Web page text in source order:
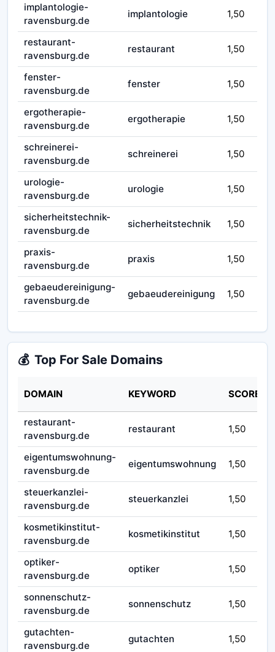
implantologie-
ravensburg.de
implantologie 1,50
restaurant-
ravensburg.de
restaurant 1,50
fenster-
ravensburg.de
fenster 1,50
ergotherapie-
ravensburg.de
ergotherapie 1,50
schreinerei-
ravensburg.de
schreinerei 1,50
urologie-
ravensburg.de
urologie 1,50
sicherheitstechnik-
ravensburg.de
sicherheitstechnik 1,50
praxis-
ravensburg.de
praxis 1,50
gebaeudereinigung-
ravensburg.de
gebaeudereinigung 1,50
💰 Top For Sale Domains
DOMAIN KEYWORD SCORE
restaurant-
ravensburg.de
restaurant 1,50
eigentumswohnung-
ravensburg.de
eigentumswohnung 1,50
steuerkanzlei-
ravensburg.de
steuerkanzlei 1,50
kosmetikinstitut-
ravensburg.de
kosmetikinstitut 1,50
optiker-
ravensburg.de
optiker 1,50
sonnenschutz-
ravensburg.de
sonnenschutz 1,50
gutachten-
ravensburg.de
gutachten 1,50